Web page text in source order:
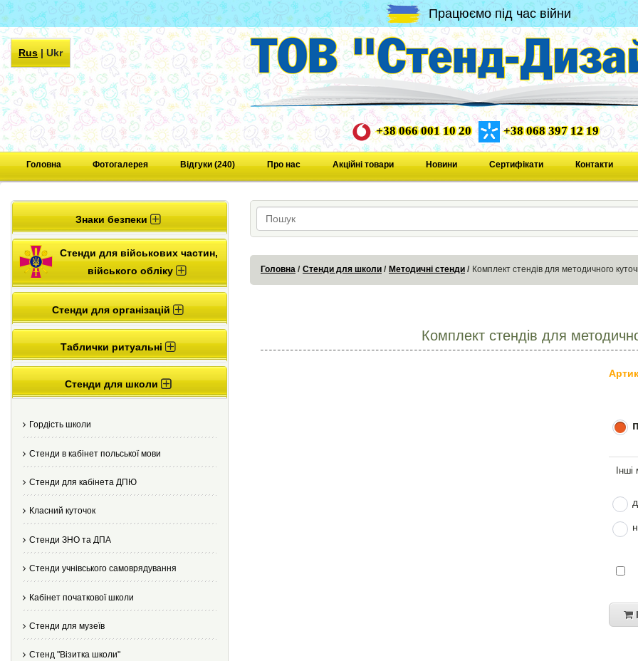
Працюємо під час війни
Rus|Ukr
+38 066 001 10 20 +38 068 397 12 19
Головна Фотогалерея Відгуки (240) Про нас Акційні товари Новини Сертифікати Контакти
Знаки безпеки
Стенди для військових частин,
війського обліку
Стенди для організацій
Таблички ритуальні
Стенди для школи
Гордість школи
Стенди в кабінет польської мови
Стенди для кабінета ДПЮ
Класний куточок
Стенди ЗНО та ДПА
Стенди учнівського самоврядування
Кабінет початкової школи
Стенди для музеїв
Стенд "Візитка школи"
Головна Стенди для школи Методичні стенди Комплект стендів для методичного
Комплект стендів для